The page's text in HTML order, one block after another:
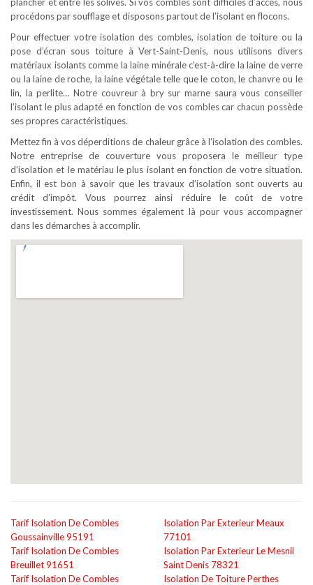
procédons par soufflage et disposons partout de l’isolant en flocons.
Pour effectuer votre isolation des combles, isolation de toiture ou la
pose d’écran sous toiture à Vert-Saint-Denis, nous utilisons divers
matériaux isolants comme la laine minérale c’est-à-dire la laine de verre
ou la laine de roche, la laine végétale telle que le coton, le chanvre ou le
lin, la perlite… Notre couvreur à bry sur marne saura vous conseiller
l’isolant le plus adapté en fonction de vos combles car chacun possède
ses propres caractéristiques.
Mettez fin à vos déperditions de chaleur grâce à l’isolation des combles.
Notre entreprise de couverture vous proposera le meilleur type
d’isolation et le matériau le plus isolant en fonction de votre situation.
Enfin, il est bon à savoir que les travaux d’isolation sont ouverts au
crédit d’impôt. Vous pourrez ainsi réduire le coût de votre
investissement. Nous sommes également là pour vous accompagner
dans les démarches à accomplir.
Tarif Isolation De Combles
Goussainville 95191
Tarif Isolation De Combles
Breuillet 91651
Tarif Isolation De Combles
Isolation Par Exterieur Meaux
77101
Isolation Par Exterieur Le Mesnil
Saint Denis 78321
Isolation De Toiture Perthes